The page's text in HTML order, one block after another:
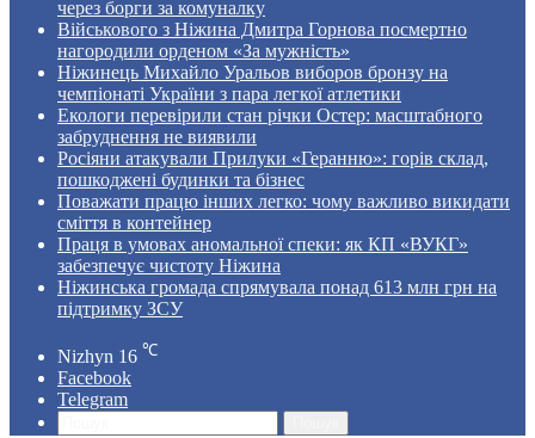
через борги за комуналку
Військового з Ніжина Дмитра Горнова посмертно
нагородили орденом «За мужність»
Ніжинець Михайло Уральов виборов бронзу на
чемпіонаті України з пара легкої атлетики
Екологи перевірили стан річки Остер: масштабного
забруднення не виявили
Росіяни атакували Прилуки «Геранню»: горів склад,
пошкоджені будинки та бізнес
Поважати працю інших легко: чому важливо викидати
сміття в контейнер
Праця в умовах аномальної спеки: як КП «ВУКГ»
забезпечує чистоту Ніжина
Ніжинська громада спрямувала понад 613 млн грн на
підтримку ЗСУ
Nizhyn 16 ℃
Facebook
Telegram